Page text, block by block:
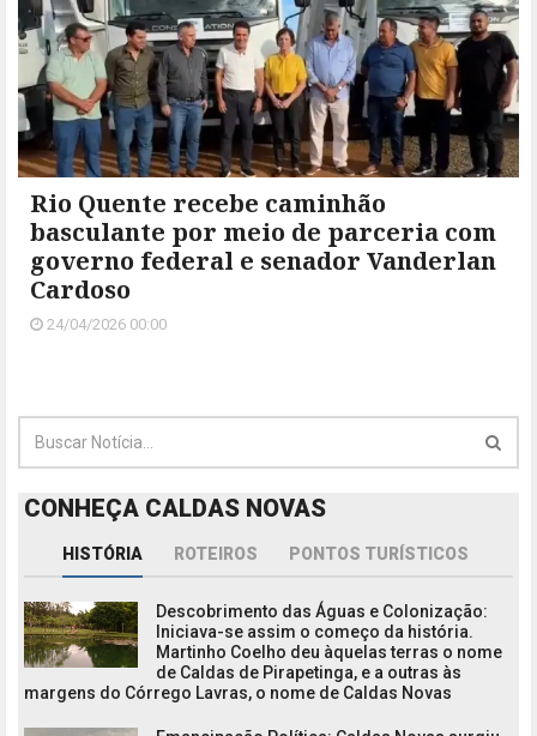
Rio Quente recebe caminhão
basculante por meio de parceria com
governo federal e senador Vanderlan
Cardoso
24/04/2026 00:00
CONHEÇA CALDAS NOVAS
HISTÓRIA ROTEIROS PONTOS TURÍSTICOS
Descobrimento das Águas e Colonização:
Iniciava-se assim o começo da história.
Martinho Coelho deu àquelas terras o nome
de Caldas de Pirapetinga, e a outras às
margens do Córrego Lavras, o nome de Caldas Novas